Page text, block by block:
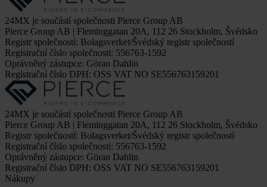
24MX je součástí společnosti Pierce Group AB
Pierce Group AB | Fleminggatan 20A, 112 26 Stockholm, Švédsko
Registr společností: Bolagsverket/Švédský registr společností
Registrační číslo společnosti: 556763-1592
Oprávněný zástupce: Göran Dahlin
Registrační číslo DPH: OSS VAT NO SE556763159201
24MX je součástí společnosti Pierce Group AB
Pierce Group AB | Fleminggatan 20A, 112 26 Stockholm, Švédsko
Registr společností: Bolagsverket/Švédský registr společností
Registrační číslo společnosti: 556763-1592
Oprávněný zástupce: Göran Dahlin
Registrační číslo DPH: OSS VAT NO SE556763159201
Nákupy